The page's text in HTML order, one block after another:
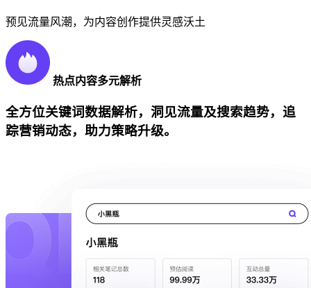
预见流量风潮，为内容创作提供灵感沃土
热点内容多元解析
全方位关键词数据解析，洞见流量及搜索趋势，追
踪营销动态，助力策略升级。